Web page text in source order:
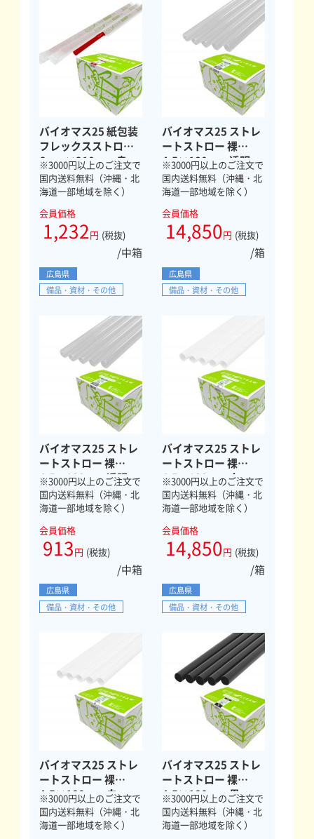
バイオマス25 紙包装
フレックスストロー
6mm×210mm 赤
500本
※3000円以上のご注文で
国内送料無料（沖縄・北
海道一部地域を除く）
会員価格
1,232円 (税抜)
/中箱
広島県
備品・資材・その他
バイオマス25 ストレ
ートストロー 裸
4.5×180mm 透明
20000本
※3000円以上のご注文で
国内送料無料（沖縄・北
海道一部地域を除く）
会員価格
14,850円 (税抜)
/箱
広島県
備品・資材・その他
バイオマス25 ストレ
ートストロー 裸
4.5×180mm 透明
1000本
※3000円以上のご注文で
国内送料無料（沖縄・北
海道一部地域を除く）
会員価格
913円 (税抜)
/中箱
広島県
備品・資材・その他
バイオマス25 ストレ
ートストロー 裸
4.5×180mm 白
20000本
※3000円以上のご注文で
国内送料無料（沖縄・北
海道一部地域を除く）
会員価格
14,850円 (税抜)
/箱
広島県
備品・資材・その他
バイオマス25 ストレ
ートストロー 裸
4.5×180mm 白
1000本
※3000円以上のご注文で
国内送料無料（沖縄・北
海道一部地域を除く）
バイオマス25 ストレ
ートストロー 裸
4.5×180mm 黒
20000本
※3000円以上のご注文で
国内送料無料（沖縄・北
海道一部地域を除く）